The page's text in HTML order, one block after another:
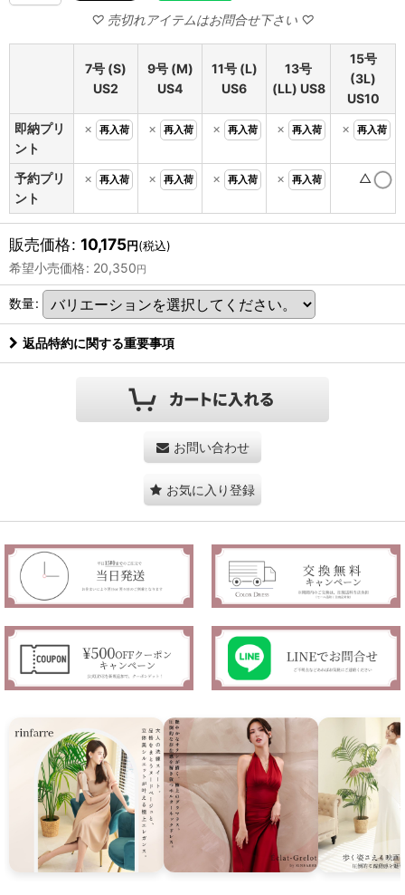
7号 (S)
US2
9号 (M)
US4
11号 (L)
US6
13号
(LL) US8
15号
(3L)
US10
即納プリ
ント
× 再入荷 × 再入荷 × 再入荷 × 再入荷 × 再入荷
予約プリ
ント
× 再入荷 × 再入荷 × 再入荷 × 再入荷 △
販売価格: 10,175円(税込)
希望小売価格: 20,350円
数量:
返品特約に関する重要事項
お問い合わせ
お気に入り登録